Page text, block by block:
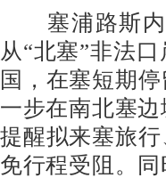
塞浦路斯内
从“北塞”非法
国，在塞短期
一步在南北塞
提醒拟来塞旅
免行程受阻。